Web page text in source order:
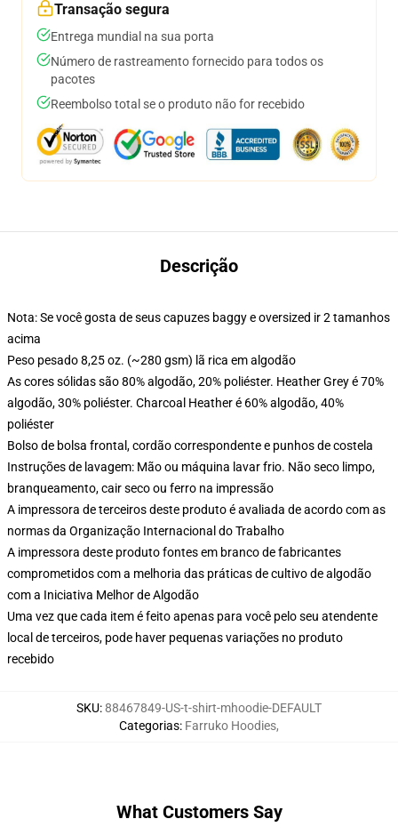
Transação segura
Entrega mundial na sua porta
Número de rastreamento fornecido para todos os
pacotes
Reembolso total se o produto não for recebido
Descrição
Nota: Se você gosta de seus capuzes baggy e oversized ir 2 tamanhos
acima
Peso pesado 8,25 oz. (~280 gsm) lã rica em algodão
As cores sólidas são 80% algodão, 20% poliéster. Heather Grey é 70%
algodão, 30% poliéster. Charcoal Heather é 60% algodão, 40%
poliéster
Bolso de bolsa frontal, cordão correspondente e punhos de costela
Instruções de lavagem: Mão ou máquina lavar frio. Não seco limpo,
branqueamento, cair seco ou ferro na impressão
A impressora de terceiros deste produto é avaliada de acordo com as
normas da Organização Internacional do Trabalho
A impressora deste produto fontes em branco de fabricantes
comprometidos com a melhoria das práticas de cultivo de algodão
com a Iniciativa Melhor de Algodão
Uma vez que cada item é feito apenas para você pelo seu atendente
local de terceiros, pode haver pequenas variações no produto
recebido
SKU:88467849-US-t-shirt-mhoodie-DEFAULT
Categorias: Farruko Hoodies,
What Customers Say